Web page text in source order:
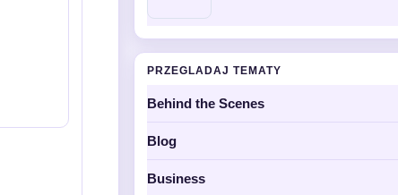
PRZEGLADAJ TEMATY
Behind the Scenes
Blog
Business